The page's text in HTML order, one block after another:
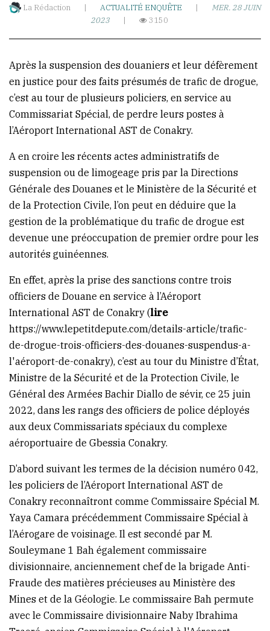
République
(Conakry)
La Rédaction | ACTUALITÉ ENQUÊTE |
MER. 28 JUIN
2023
| 3150
Après la suspension des douaniers et leur défèrement
en justice pour des faits présumés de trafic de drogue,
c’est au tour de plusieurs policiers, en service au
Commissariat Spécial, de perdre leurs postes à
l’Aéroport International AST de Conakry.
A en croire les récents actes administratifs de
suspension ou de limogeage pris par la Directions
Générale des Douanes et le Ministère de la Sécurité et
de la Protection Civile, l’on peut en déduire que la
gestion de la problématique du trafic de drogue est
devenue une préoccupation de premier ordre pour les
autorités guinéennes.
En effet, après la prise des sanctions contre trois
officiers de Douane en service à l’Aéroport
International AST de Conakry (lire
https://www.lepetitdepute.com/details-article/trafic-
de-drogue-trois-officiers-des-douanes-suspendus-a-
l'aéroport-de-conakry), c’est au tour du Ministre d’État,
Ministre de la Sécurité et de la Protection Civile, le
Général des Armées Bachir Diallo de sévir, ce 25 juin
2022, dans les rangs des officiers de police déployés
aux deux Commissariats spéciaux du complexe
aéroportuaire de Gbessia Conakry.
D’abord suivant les termes de la décision numéro 042,
les policiers de l’Aéroport International AST de
Conakry reconnaîtront comme Commissaire Spécial M.
Yaya Camara précédemment Commissaire Spécial à
l’Aérogare de voisinage. Il est secondé par M.
Souleymane 1 Bah également commissaire
divisionnaire, anciennement chef de la brigade Anti-
Fraude des matières précieuses au Ministère des
Mines et de la Géologie. Le commissaire Bah permute
avec le Commissaire divisionnaire Naby Ibrahima